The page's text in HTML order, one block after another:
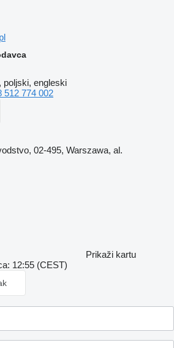
poljski, engleski
512 774 002
02-495, Warszawa, al.
Prikaži kartu
12:55 (CEST)